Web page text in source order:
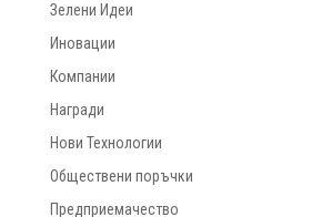
Зелени Идеи
Иновации
Компании
Награди
Нови Технологии
Обществени поръчки
Предприемачество